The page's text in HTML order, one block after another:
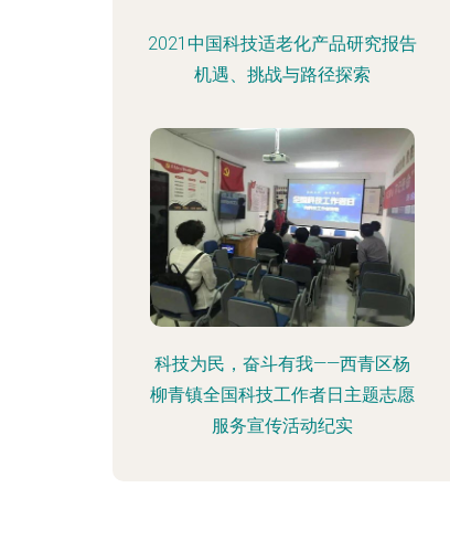
2021中国科技适老化产品研究报告
机遇、挑战与路径探索
科技为民，奋斗有我——西青区杨
柳青镇全国科技工作者日主题志愿
服务宣传活动纪实